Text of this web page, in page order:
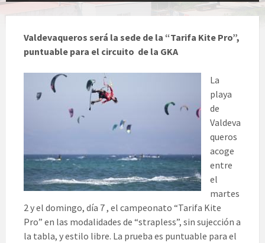
Valdevaqueros será la sede de la “Tarifa Kite Pro”,
puntuable para el circuito de la GKA
La
playa
de
Valdeva
queros
acoge
entre
el
martes
2 y el domingo, día 7 , el campeonato “Tarifa Kite
Pro” en las modalidades de “strapless”, sin sujección a
la tabla, y estilo libre. La prueba es puntuable para el